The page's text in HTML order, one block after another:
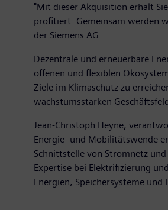
"Mit dieser Akquisition erhält
profitiert. Gemeinsam werden
der Siemens AG.
Dezentrale und erneuerbare
offenen und flexiblen
Ziele im Klimaschutz zu
wachstumsstarken
Jean-Christoph Heyne,
Energie- und Mobilitätswende
Schnittstelle von Stromnetz
Expertise bei Elektrifizierung
Energien, Speichersysteme